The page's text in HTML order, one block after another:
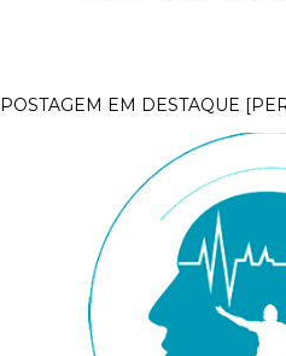
POSTAGEM EM DESTAQUE